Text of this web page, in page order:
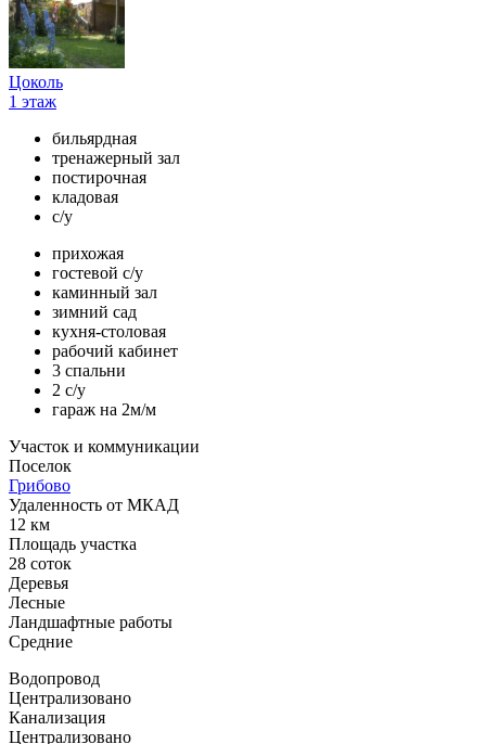
Цоколь
1 этаж
бильярдная
тренажерный зал
постирочная
кладовая
с/у
прихожая
гостевой с/у
каминный зал
зимний сад
кухня-столовая
рабочий кабинет
3 спальни
2 с/у
гараж на 2м/м
Участок и коммуникации
Поселок
Грибово
Удаленность от МКАД
12 км
Площадь участка
28 соток
Деревья
Лесные
Ландшафтные работы
Средние
Водопровод
Централизовано
Канализация
Централизовано